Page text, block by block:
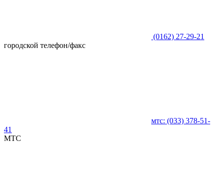
(0162) 27-29-21
городской телефон/факс
мтс: (033) 378-51-
41
MTC